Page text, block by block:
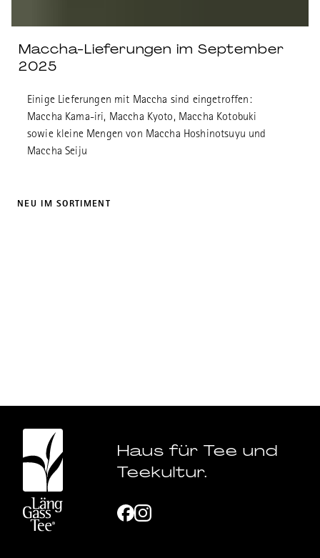
Maccha-Lieferungen im September
2025
Einige Lieferungen mit Maccha sind eingetroffen:
Maccha Kama-iri, Maccha Kyoto, Maccha Kotobuki
sowie kleine Mengen von Maccha Hoshinotsuyu und
Maccha Seiju
NEU IM SORTIMENT
Haus für Tee und
Teekultur.